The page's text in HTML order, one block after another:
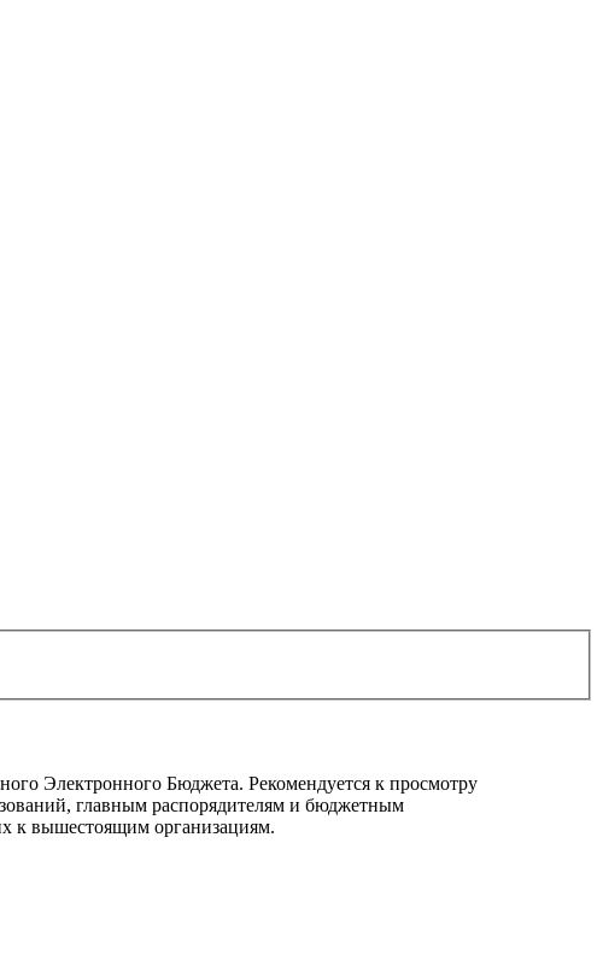
Электронного Бюджета. Рекомендуется к просмотру
главным распорядителям и бюджетным
к вышестоящим организациям.